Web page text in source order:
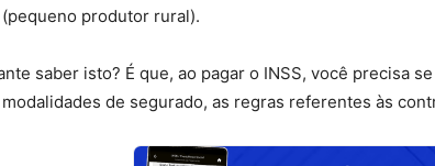
produtor rural).
saber isto? É que, ao pagar o INSS, você precisa
modalidades de segurado, as regras referentes às